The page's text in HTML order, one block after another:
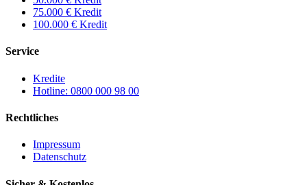
75.000 € Kredit
100.000 € Kredit
Service
Kredite
Hotline: 0800 000 98 00
Rechtliches
Impressum
Datenschutz